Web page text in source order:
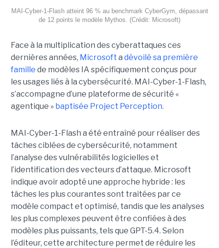
MAI-Cyber-1-Flash atteint 96 % au benchmark CyberGym, dépassant
de 12 points le modèle Mythos. (Crédit: Microsoft)
Face à la multiplication des cyberattaques ces
dernières années, Microsoft a dévoilé sa première
famille de modèles IA spécifiquement conçus pour
les usages liés à la cybersécurité. MAI-Cyber-1-Flash,
s’accompagne d’une plateforme de sécurité «
agentique » baptisée Project Perception.
MAI-Cyber-1-Flash a été entraîné pour réaliser des
tâches ciblées de cybersécurité, notamment
l’analyse des vulnérabilités logicielles et
l’identification des vecteurs d’attaque. Microsoft
indique avoir adopté une approche hybride : les
tâches les plus courantes sont traitées par ce
modèle compact et optimisé, tandis que les analyses
les plus complexes peuvent être confiées à des
modèles plus puissants, tels que GPT-5.4. Selon
l’éditeur, cette architecture permet de réduire les